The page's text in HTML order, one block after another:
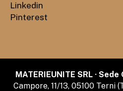
Linkedin
Pinterest
MATERIEUNITE SRL ·
Campore, 11/13, 05100 Terni